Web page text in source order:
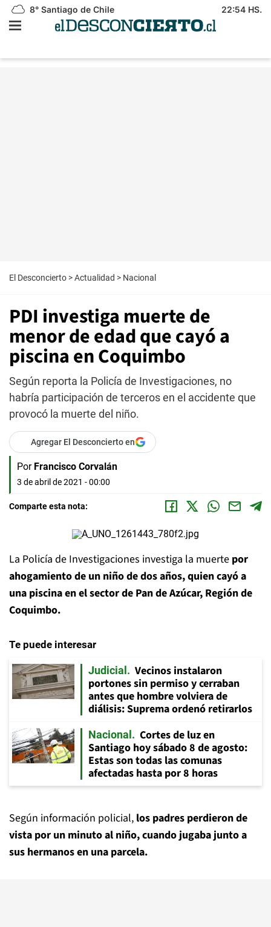
8° Santiago de Chile 22:54 HS.
El Desconcierto >Actualidad > Nacional
PDI investiga muerte de
menor de edad que cayó a
piscina en Coquimbo
Según reporta la Policía de Investigaciones, no
habría participación de terceros en el accidente que
provocó la muerte del niño.
Agregar El Desconcierto en
Por Francisco Corvalán
3 de abril de 2021 - 00:00
Comparte esta nota:
La Policía de Investigaciones investiga la muerte por
ahogamiento de un niño de dos años, quien cayó a
una piscina en el sector de Pan de Azúcar, Región de
Coquimbo.
Te puede interesar
Judicial
Vecinos instalaron
portones sin permiso y cerraban
antes que hombre volviera de
diálisis: Suprema ordenó retirarlos
Nacional
Cortes de luz en
Santiago hoy sábado 8 de agosto:
Estas son todas las comunas
afectadas hasta por 8 horas
Según información policial, los padres perdieron de
vista por un minuto al niño, cuando jugaba junto a
sus hermanos en una parcela.